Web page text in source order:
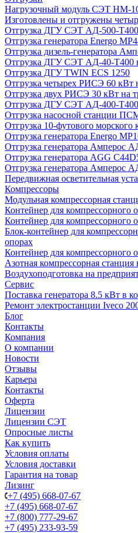
Нагрузочный модуль СЭТ НМ-
Изготовлены и отгружены
Отгрузка ДГУ СЭТ АД-500-
Отгрузка генератора Energo
Отгрузка дизель-генератора
Отгрузка ДГУ СЭТ АД-40-Т400
Отгрузка ДГУ TWIN ECS 1250
Отгрузка четырех РИСЭ 60 кВт
Отгрузка двух РИСЭ 30 кВт на
Отгрузка ДГУ СЭТ АД-400-Т400
Отгрузка насосной станции
Отгрузка 10-футового морского
Отгрузка генератора Energo
Отгрузка генератора Амперос
Отгрузка генератора AGG
Отгрузка генератора Амперос
Передвижная осветительная
Компрессоры
Модульная компрессорная
Контейнер для компрессорного
Контейнер для компрессорного
Блок-контейнер для
опорах
Контейнер для компрессорного
Азотная компрессорная станция
Воздухоподготовка на
Сервис
Поставка генератора 8.5 кВт в
Ремонт электростанции Iveco
Блог
Контакты
Компания
О компании
Новости
Отзывы
Карьера
Контакты
Оферта
Лицензии
Лицензии СЭТ
Опросные листы
Как купить
Условия оплаты
Условия доставки
Гарантия на товар
Лизинг
+7 (495) 668-07-67
+7 (495) 668-07-67
+7 (800) 777-29-67
+7 (495) 233-93-59